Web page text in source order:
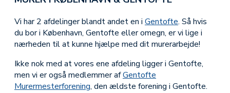
Vi har 2 afdelinger blandt andet en i Gentofte. Så hvis
du bor i København, Gentofte eller omegn, er vi lige i
nærheden til at kunne hjælpe med dit murerarbejde!
Ikke nok med at vores ene afdeling ligger i Gentofte,
men vi er også medlemmer afGentofte
Murermesterforening, den ældste forening i Gentofte.